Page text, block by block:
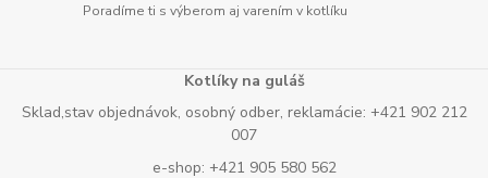
Poradíme ti s výberom aj varením v kotlíku
Kotlíky na guláš
Sklad,stav objednávok, osobný odber, reklamácie: +421 902 212
007
e-shop: +421 905 580 562